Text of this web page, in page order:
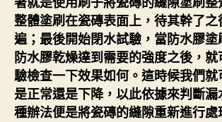
整體塗刷在瓷磚表面上，待其幹了
遍；最後開始閉水試驗，當防水膠塗
防水膠乾燥達到需要的強度之後，
驗檢查一下效果如何。這時候我們
是正常還是下降，以此依據來判斷
種辦法便是將瓷磚的縫隙重新進行處